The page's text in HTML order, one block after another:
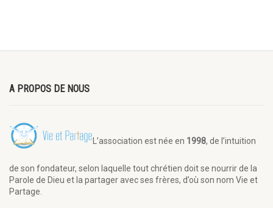
A PROPOS DE NOUS
L’association est née en 1998, de l’intuition
de son fondateur, selon laquelle tout chrétien doit se nourrir de la
Parole de Dieu et la partager avec ses frères, d’où son nom Vie et
Partage.